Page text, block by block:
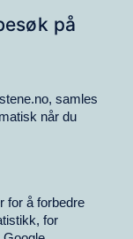
på
samles
når du
for å forbedre
for